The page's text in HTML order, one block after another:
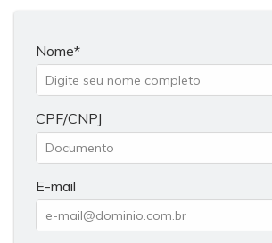
Nome
CPF/CNPJ
E-mail